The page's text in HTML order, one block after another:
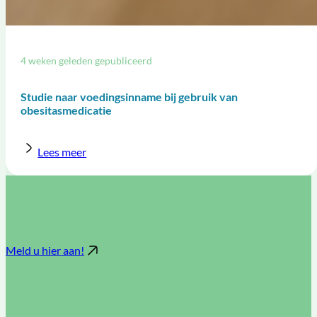
Studie naar voedingsinname bij gebruik van
obesitasmedicatie
4 weken geleden gepubliceerd
Lees meer
Meld u hier aan!